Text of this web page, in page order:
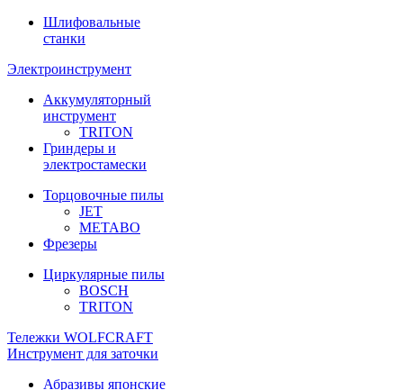
Шлифовальные
станки
Электроинструмент
Аккумуляторный
инструмент
TRITON
Гриндеры и
электростамески
Торцовочные пилы
JET
METABO
Фрезеры
Циркулярные пилы
BOSCH
TRITON
Тележки WOLFCRAFT
Инструмент для заточки
Абразивы японские